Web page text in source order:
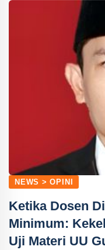
NEWS > OPINI
Ketika Dosen
Minimum:
Uji Materi UU